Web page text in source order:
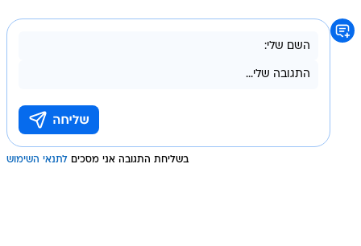
בשליחת התגובה אני מסכים לתנאי השימוש